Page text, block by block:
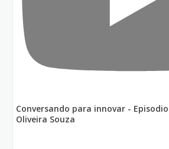
Conversando para innovar -
Oliveira Souza